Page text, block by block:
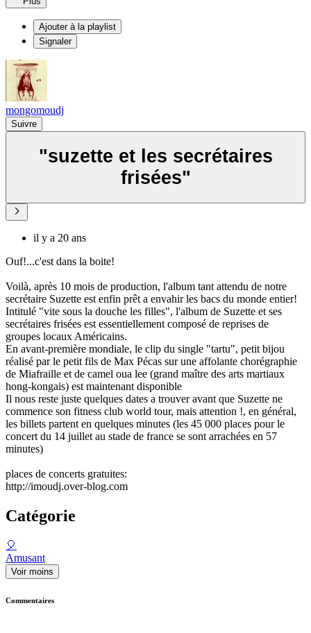
Ajouter à la playlist
Signaler
mongomoudj
Suivre
"suzette et les secrétaires
frisées"
il y a 20 ans
Ouf!...c'est dans la boite!
Voilà, après 10 mois de production, l'album tant attendu de notre
secrétaire Suzette est enfin prêt a envahir les bacs du monde entier!
Intitulé "vite sous la douche les filles", l'album de Suzette et ses
secrétaires frisées est essentiellement composé de reprises de
groupes locaux Américains.
En avant-première mondiale, le clip du single "tartu", petit bijou
réalisé par le petit fils de Max Pécas sur une affolante chorégraphie
de Miafraille et de camel oua lee (grand maître des arts martiaux
hong-kongais) est maintenant disponible
Il nous reste juste quelques dates a trouver avant que Suzette ne
commence son fitness club world tour, mais attention !, en général,
les billets partent en quelques minutes (les 45 000 places pour le
concert du 14 juillet au stade de france se sont arrachées en 57
minutes)
places de concerts gratuites:
http://imoudj.over-blog.com
Catégorie
🎈
Amusant
Voir moins
Commentaires